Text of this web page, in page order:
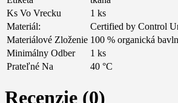
Ks Vo Vrecku
1 ks
Materiál:
Certified by Control
Materiálové Zloženie 100 % organická
Minimálny Odber
1 ks
Prateľné Na
40 °C
Recenzie (0)